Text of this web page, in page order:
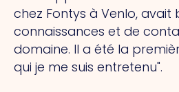
chez Fontys à Venlo,
connaissances et de
domaine. Il a été la
qui je me suis entretenu".